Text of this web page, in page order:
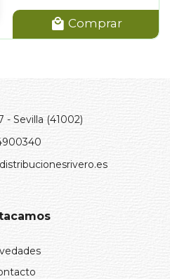
Comprar
- Sevilla (41002)